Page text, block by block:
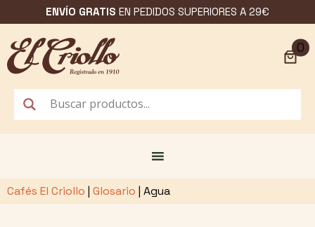
al
contenido
ENVÍO GRATIS EN PEDIDOS SUPERIORES A 29€
0
Cafés El Criollo | Glosario | Agua